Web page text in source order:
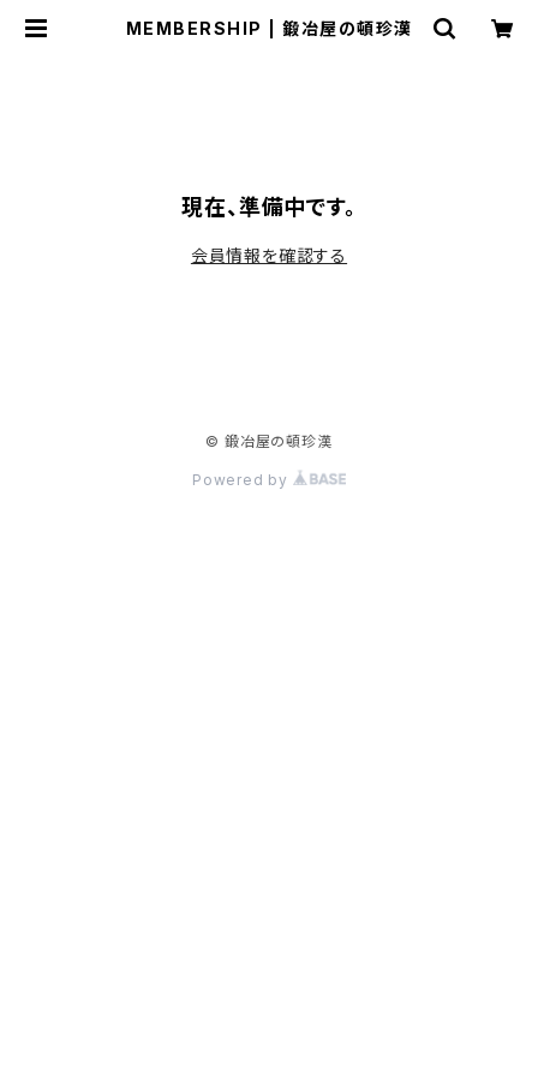
MEMBERSHIP | 鍛冶屋の頓珍漢
現在、準備中です。
会員情報を確認する
© 鍛冶屋の頓珍漢
Powered by